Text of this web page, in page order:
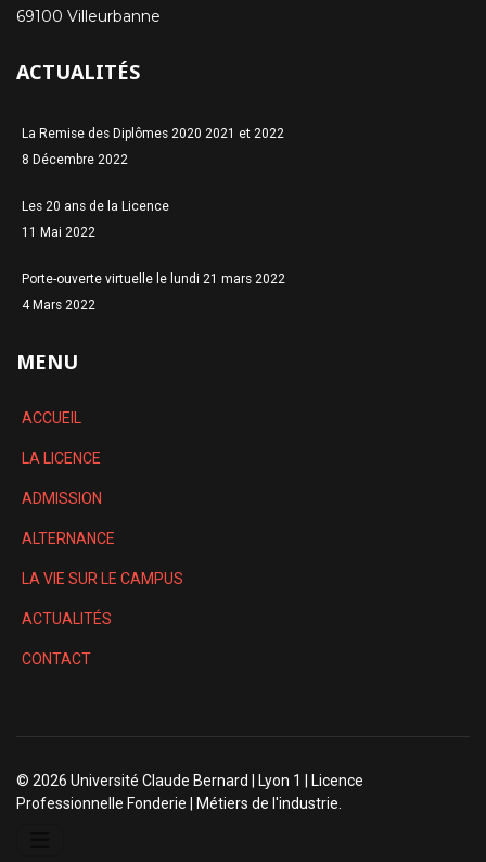
69100 Villeurbanne
ACTUALITÉS
La Remise des Diplômes 2020 2021 et 2022
8 Décembre 2022
Les 20 ans de la Licence
11 Mai 2022
Porte-ouverte virtuelle le lundi 21 mars 2022
4 Mars 2022
MENU
ACCUEIL
LA LICENCE
ADMISSION
ALTERNANCE
LA VIE SUR LE CAMPUS
ACTUALITÉS
CONTACT
© 2026 Université Claude Bernard | Lyon 1 | Licence
Professionnelle Fonderie | Métiers de l'industrie.